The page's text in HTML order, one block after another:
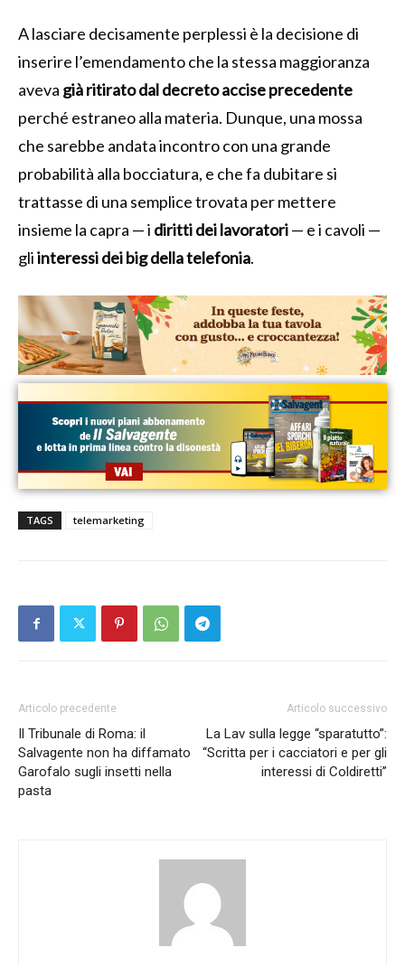
A lasciare decisamente perplessi è la decisione di
inserire l’emendamento che la stessa maggioranza
aveva già ritirato dal decreto accise precedente
perché estraneo alla materia. Dunque, una mossa
che sarebbe andata incontro con una grande
probabilità alla bocciatura, e che fa dubitare si
trattasse di una semplice trovata per mettere
insieme la capra — i diritti dei lavoratori— e i cavoli —
gliinteressi dei big della telefonia.
TAGS telemarketing
Articolo precedente
Il Tribunale di Roma: il
Salvagente non ha diffamato
Garofalo sugli insetti nella
pasta
Articolo successivo
La Lav sulla legge “sparatutto”:
“Scritta per i cacciatori e per gli
interessi di Coldiretti”